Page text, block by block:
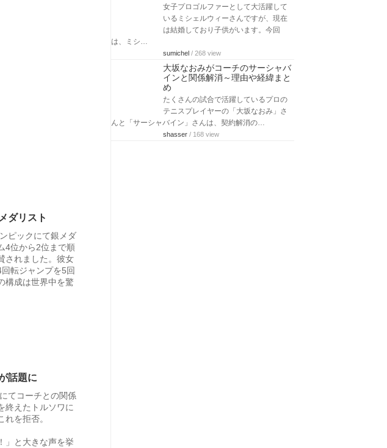
ダリスト
ピックにて銀メダ
4位から2位まで順
されました。彼女
転ジャンプを5回
構成は世界中を驚
話題に
てコーチとの関係
終えたトルソワに
を拒否。
」と大きな声を挙
女子プロゴルファーとして大活躍して
いるミシェルウィーさんですが、現在
は結婚しており子供がいます。今回
は、ミシ…
sumichel / 268 view
大坂なおみがコーチのサーシャバ
インと関係解消～理由や経緯まと
め
たくさんの試合で活躍しているプロの
テニスプレイヤーの「大坂なおみ」さ
んと「サーシャバイン」さんは、契約解消の…
shasser / 168 view